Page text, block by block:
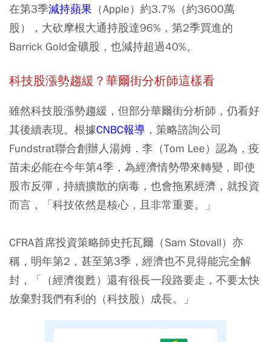
在第3季減持蘋果 （Apple）約3.7%（約3600萬
股），大砍摩根大通持股達96%，第2季買進的
Barrick Gold金礦股，也減持超過40%。
科技股漲勢趨緩？華爾街分析師這樣看
雖然科技股漲勢趨緩，但部分華爾街分析師，仍看好
其後續表現。根據CNBC報導 ，策略諮詢公司
Fundstrat聯合創辦人湯姆．李（Tom Lee）認為，疫
苗未必能在今年第4季，為經濟情勢帶來轉變，即使
股市反彈，持續擴散的病毒，也會拖累經濟，就投資
而言，「科技依然是核心，且非常重要。」
CFRA首席投資策略師史托瓦爾（Sam Stovall）亦
稱，明年第2，甚至第3季，經濟也不見得能完全解
封，「（經濟復甦）還有很長一段路要走，不要太快
放棄對我們有利的（科技股）成長。」